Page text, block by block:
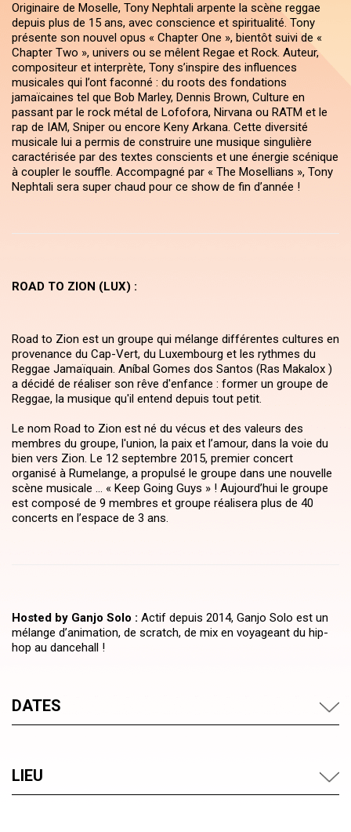
Originaire de Moselle, Tony Nephtali arpente la scène reggae
depuis plus de 15 ans, avec conscience et spiritualité. Tony
présente son nouvel opus « Chapter One », bientôt suivi de «
Chapter Two », univers ou se mêlent Regae et Rock. Auteur,
compositeur et interprète, Tony s’inspire des influences
musicales qui l’ont faconné : du roots des fondations
jamaïcaines tel que Bob Marley, Dennis Brown, Culture en
passant par le rock métal de Lofofora, Nirvana ou RATM et le
rap de IAM, Sniper ou encore Keny Arkana. Cette diversité
musicale lui a permis de construire une musique singulière
caractérisée par des textes conscients et une énergie scénique
à coupler le souffle. Accompagné par « The Mosellians », Tony
Nephtali sera super chaud pour ce show de fin d’année !
ROAD TO ZION (LUX) :
Road to Zion est un groupe qui mélange différentes cultures en
provenance du Cap-Vert, du Luxembourg et les rythmes du
Reggae Jamaïquain. Aníbal Gomes dos Santos (Ras Makalox )
a décidé de réaliser son rêve d'enfance : former un groupe de
Reggae, la musique qu'il entend depuis tout petit.
Le nom Road to Zion est né du vécus et des valeurs des
membres du groupe, l'union, la paix et l’amour, dans la voie du
bien vers Zion. Le 12 septembre 2015, premier concert
organisé à Rumelange, a propulsé le groupe dans une nouvelle
scène musicale … « Keep Going Guys » ! Aujourd’hui le groupe
est composé de 9 membres et groupe réalisera plus de 40
concerts en l’espace de 3 ans.
Hosted by Ganjo Solo : Actif depuis 2014, Ganjo Solo est un
mélange d’animation, de scratch, de mix en voyageant du hip-
hop au dancehall !
DATES
LIEU